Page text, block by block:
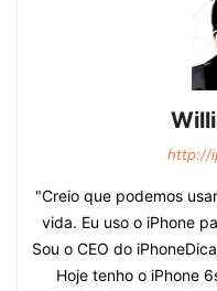
http://
"Creio que podemos
vida. Eu uso o iPhone
Sou o CEO do
Hoje tenho o iPhone